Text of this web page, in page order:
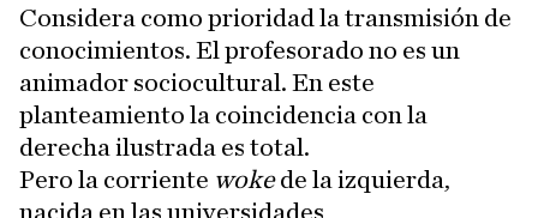
Considera como prioridad la transmisión de
conocimientos. El profesorado no es un
animador sociocultural. En este
planteamiento la coincidencia con la
derecha ilustrada es total.
Pero la corriente wokede la izquierda,
nacida en las universidades